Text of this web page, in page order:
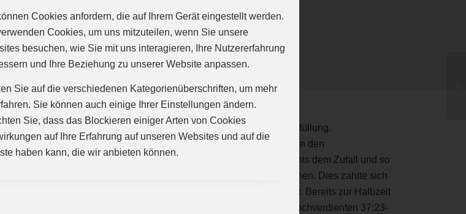
Cookies anfordern, die auf Ihrem Gerät eingestellt werden.
Cookies, um uns mitzuteilen, wenn Sie unsere
besuchen, wie Sie mit uns interagieren, Ihre Nutzererfahrung
und Ihre Beziehung zu unserer Website anpassen.
Sie auf die verschiedenen Kategorienüberschriften, um mehr
Sie können auch einige Ihrer Einstellungen ändern.
Sie, dass das Blockieren einiger Arten von Cookies
auf Ihre Erfahrung auf unseren Websites und auf die
haben kann, die wir anbieten können.
in Coburg der Traum vom Gewinn der Handball Mini-WM in Erfüllung.
Turnier standen sich die 4 besten D-Jugend-Teams in Bayern in den
Dieter Schiele überließen in ihrer akribischen Vorbereitung nichts dem Zufall und so
Nähe von Coburg um zum Halbfinale ausgeruht in der Halle zu stehen. Dies zahlte sich
Fürther Land, ging im Angriffswirbel der VfL-Talente förmlich unter. Bereits zur Halbzeit
Kräfte für das Finale zu schonen. Mit einem auch in dieser Höhe hochverdienten 37:23-